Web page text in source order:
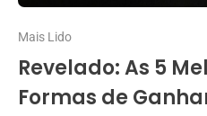
Mais Lido
Revelado: As 5
Formas de